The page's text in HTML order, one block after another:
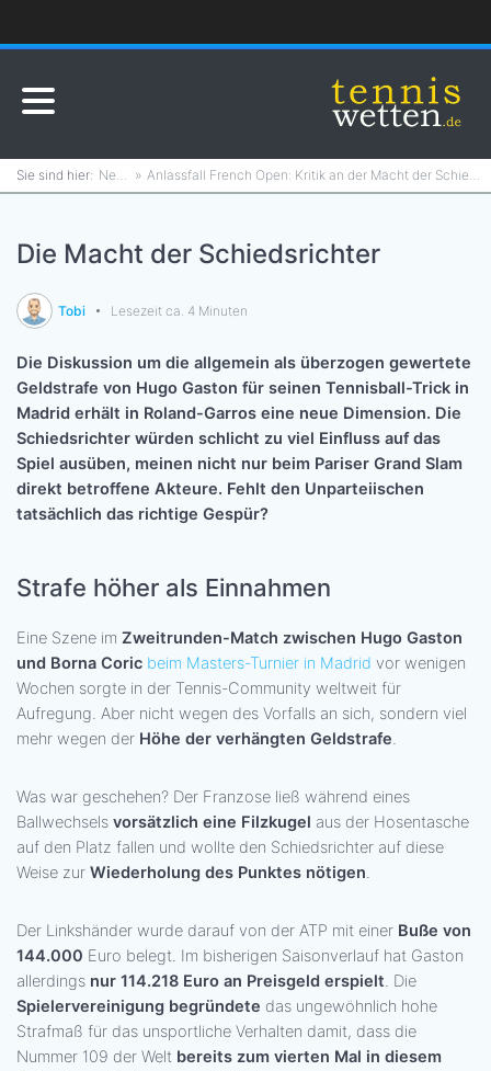
News Anlassfall French Open: Kritik an der Macht der Schiedsrichter
Die Macht der Schiedsrichter
Tobi Lesezeit ca. 4 Minuten
Die Diskussion um die allgemein als überzogen gewertete
Geldstrafe von Hugo Gaston für seinen Tennisball-Trick in
Madrid erhält in Roland-Garros eine neue Dimension. Die
Schiedsrichter würden schlicht zu viel Einfluss auf das
Spiel ausüben, meinen nicht nur beim Pariser Grand Slam
direkt betroffene Akteure. Fehlt den Unparteiischen
tatsächlich das richtige Gespür?
Strafe höher als Einnahmen
Eine Szene im Zweitrunden-Match zwischen Hugo Gaston
und Borna Coric beim Masters-Turnier in Madrid vor wenigen
Wochen sorgte in der Tennis-Community weltweit für
Aufregung. Aber nicht wegen des Vorfalls an sich, sondern viel
mehr wegen der Höhe der verhängten Geldstrafe.
Was war geschehen? Der Franzose ließ während eines
Ballwechsels vorsätzlich eine Filzkugel aus der Hosentasche
auf den Platz fallen und wollte den Schiedsrichter auf diese
Weise zur Wiederholung des Punktes nötigen.
Der Linkshänder wurde darauf von der ATP mit einer Buße von
144.000 Euro belegt. Im bisherigen Saisonverlauf hat Gaston
allerdings nur 114.218 Euro an Preisgeld erspielt. Die
Spielervereinigung begründete das ungewöhnlich hohe
Strafmaß für das unsportliche Verhalten damit, dass die
Nummer 109 der Welt bereits zum vierten Mal in diesem